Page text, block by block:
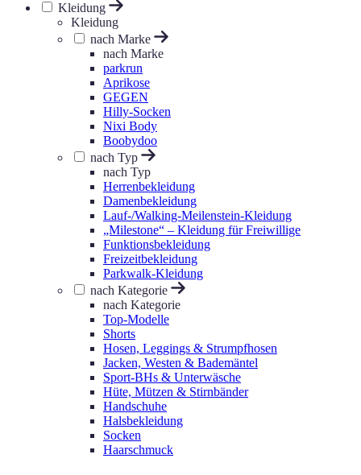
Kleidung
Kleidung
nach Marke
nach Marke
parkrun
Aprikose
GEGEN
Hilly-Socken
Nixi Body
Boobydoo
nach Typ
nach Typ
Herrenbekleidung
Damenbekleidung
Lauf-/Walking-Meilenstein-Kleidung
„Milestone“ – Kleidung für Freiwillige
Funktionsbekleidung
Freizeitbekleidung
Parkwalk-Kleidung
nach Kategorie
nach Kategorie
Top-Modelle
Shorts
Hosen, Leggings & Strumpfhosen
Jacken, Westen & Bademäntel
Sport-BHs & Unterwäsche
Hüte, Mützen & Stirnbänder
Handschuhe
Halsbekleidung
Socken
Haarschmuck